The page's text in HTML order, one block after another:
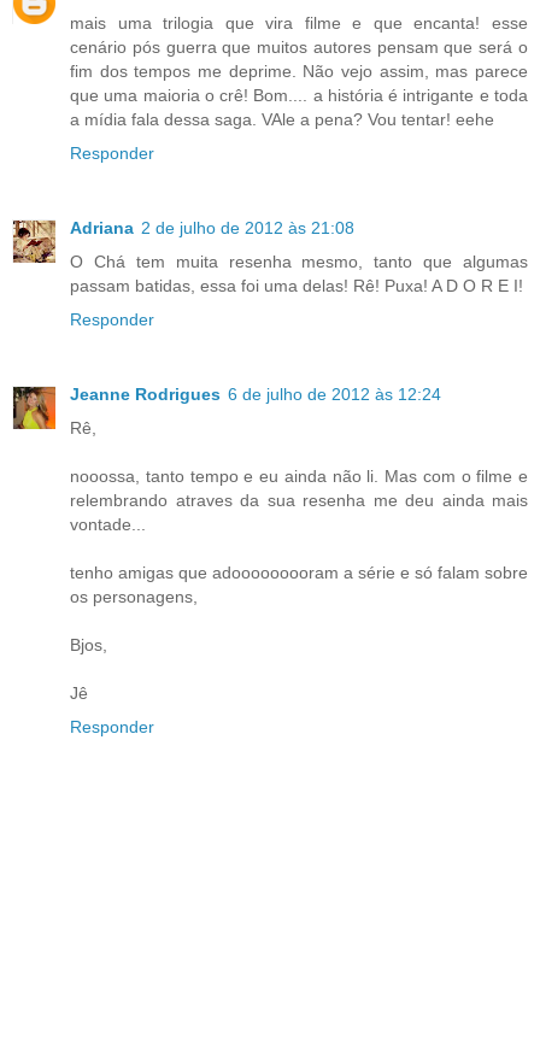
mais uma trilogia que vira filme e que encanta! esse
cenário pós guerra que muitos autores pensam que será o
fim dos tempos me deprime. Não vejo assim, mas parece
que uma maioria o crê! Bom.... a história é intrigante e toda
a mídia fala dessa saga. VAle a pena? Vou tentar! eehe
Responder
Adriana 2 de julho de 2012 às 21:08
O Chá tem muita resenha mesmo, tanto que algumas
passam batidas, essa foi uma delas! Rê! Puxa! A D O R E I!
Responder
Jeanne Rodrigues 6 de julho de 2012 às 12:24
Rê,
nooossa, tanto tempo e eu ainda não li. Mas com o filme e
relembrando atraves da sua resenha me deu ainda mais
vontade...
tenho amigas que adooooooooram a série e só falam sobre
os personagens,
Bjos,
Jê
Responder